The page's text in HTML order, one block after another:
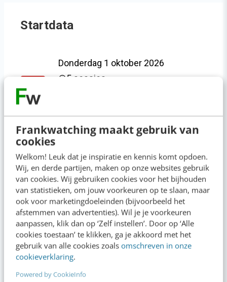
Frankwatching maakt gebruik van
cookies
Welkom! Leuk dat je inspiratie en kennis komt opdoen.
Wij, en derde partijen, maken op onze websites gebruik
van cookies. Wij gebruiken cookies voor het bijhouden
van statistieken, om jouw voorkeuren op te slaan, maar
ook voor marketingdoeleinden (bijvoorbeeld het
afstemmen van advertenties). Wil je je voorkeuren
aanpassen, klik dan op ‘Zelf instellen’. Door op ‘Alle
cookies toestaan’ te klikken, ga je akkoord met het
gebruik van alle cookies zoals omschreven in onze
cookieverklaring.
Powered by CookieInfo
Startdata
01
Donderdag 1 oktober 2026
5 sessies
Inschrijven Bekijk planning
Anderen bekeken ook
MASTERCOURSE
Content & AI